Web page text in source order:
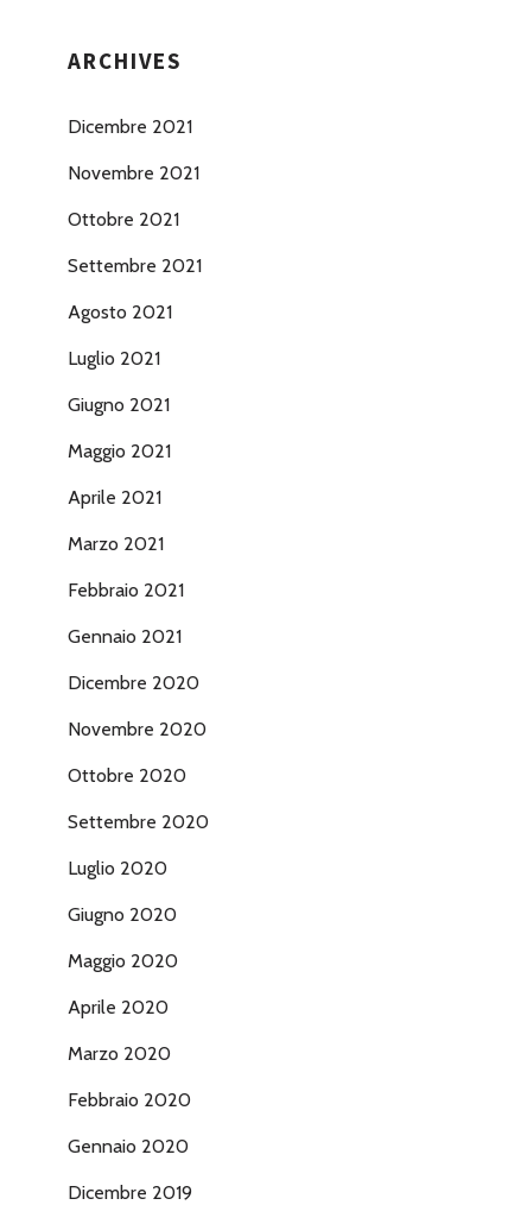
ARCHIVES
Dicembre 2021
Novembre 2021
Ottobre 2021
Settembre 2021
Agosto 2021
Luglio 2021
Giugno 2021
Maggio 2021
Aprile 2021
Marzo 2021
Febbraio 2021
Gennaio 2021
Dicembre 2020
Novembre 2020
Ottobre 2020
Settembre 2020
Luglio 2020
Giugno 2020
Maggio 2020
Aprile 2020
Marzo 2020
Febbraio 2020
Gennaio 2020
Dicembre 2019